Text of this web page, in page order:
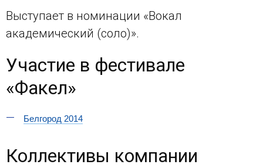
Выступает в номинации «Вокал
академический (соло)».
Участие в фестивале
«Факел»
Белгород 2014
Коллективы компании